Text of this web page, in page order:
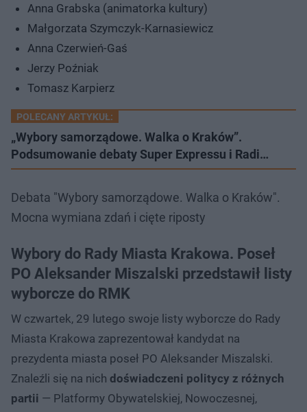
Anna Grabska (animatorka kultury)
Małgorzata Szymczyk-Karnasiewicz
Anna Czerwień-Gaś
Jerzy Poźniak
Tomasz Karpierz
POLECANY ARTYKUŁ:
„Wybory samorządowe. Walka o Kraków”.
Podsumowanie debaty Super Expressu i Radi…
Debata "Wybory samorządowe. Walka o Kraków".
Mocna wymiana zdań i cięte riposty
Wybory do Rady Miasta Krakowa. Poseł
PO Aleksander Miszalski przedstawił listy
wyborcze do RMK
W czwartek, 29 lutego swoje listy wyborcze do Rady
Miasta Krakowa zaprezentował kandydat na
prezydenta miasta poseł PO Aleksander Miszalski.
Znaleźli się na nich doświadczeni politycy z różnych
partii — Platformy Obywatelskiej, Nowoczesnej,